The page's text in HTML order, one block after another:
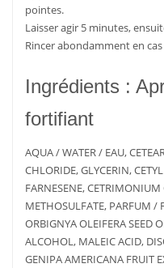
pointes.
Laisser agir 5 minutes,
Rincer abondamment en
Ingrédients :
fortifiant
AQUA / WATER / EAU,
CHLORIDE, GLYCERIN,
FARNESENE,
METHOSULFATE, PARFUM /
ORBIGNYA OLEIFERA SEED
ALCOHOL, MALEIC ACID,
GENIPA AMERICANA FRUIT